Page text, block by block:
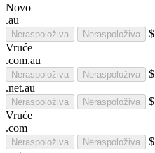
Novo
.au
Neraspoloživa Neraspoloživa
Vruće
.com.au
Neraspoloživa Neraspoloživa
.net.au
Neraspoloživa Neraspoloživa
Vruće
.com
Neraspoloživa Neraspoloživa